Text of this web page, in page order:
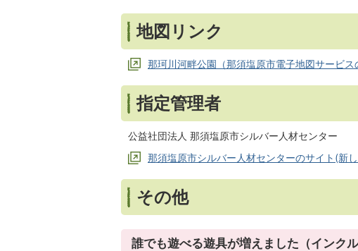
地図リンク
那珂川河畔公園（那須塩原市電子地図サービ
指定管理者
公益社団法人 那須塩原市シルバー人材センター
那須塩原市シルバー人材センターのサイト(新
その他
誰でも遊べる遊具が増えました（インクル